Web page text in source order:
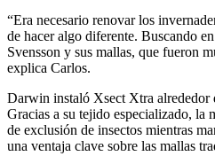
“Era necesario renovar los
de hacer algo diferente. Buscando
Svensson y sus mallas, que fueron
explica Carlos.
Darwin instaló Xsect Xtra alrededor
Gracias a su tejido especializado, la
de exclusión de insectos mientras
una ventaja clave sobre las mallas